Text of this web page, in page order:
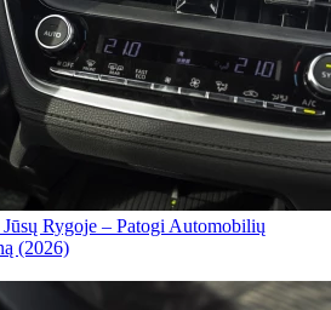
Rygoje – Patogi Automobilių
(2026)